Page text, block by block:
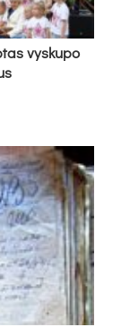
vys­ku­po